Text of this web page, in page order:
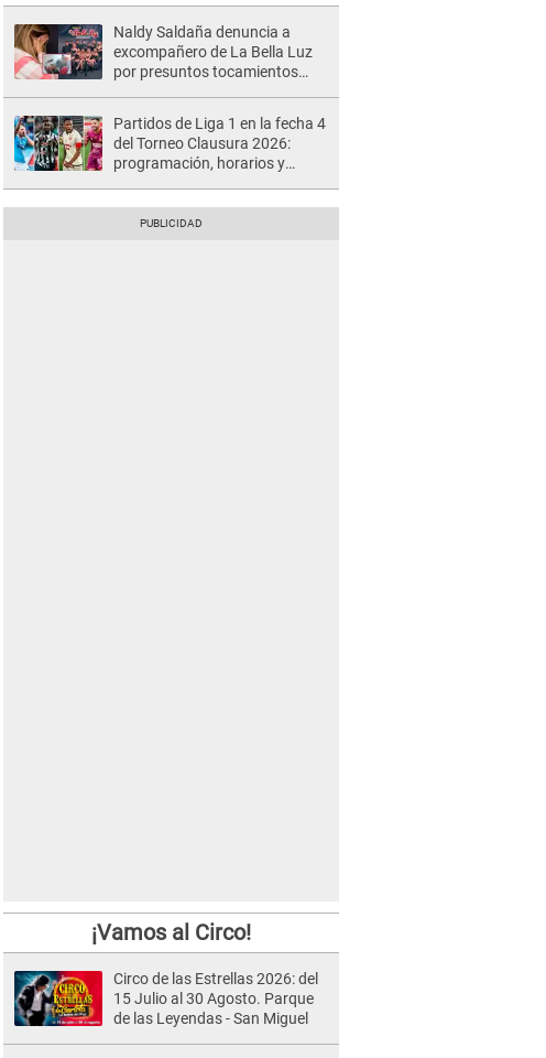
Naldy Saldaña denuncia a
excompañero de La Bella Luz
por presuntos tocamientos
Partidos de Liga 1 en la fecha 4
del Torneo Clausura 2026:
programación, horarios y
¡Vamos al Circo!
Circo de las Estrellas 2026: del
15 Julio al 30 Agosto. Parque
de las Leyendas - San Miguel